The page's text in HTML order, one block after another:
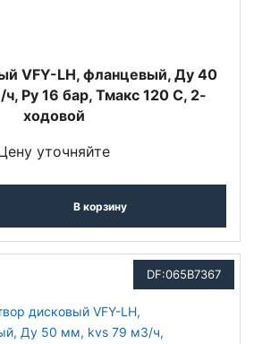
VFY-LH, фланцевый, Ду 40
Py 16 бар, Тмакс 120 С, 2-
ходовой
уточняйте
В корзину
DF:065B7367